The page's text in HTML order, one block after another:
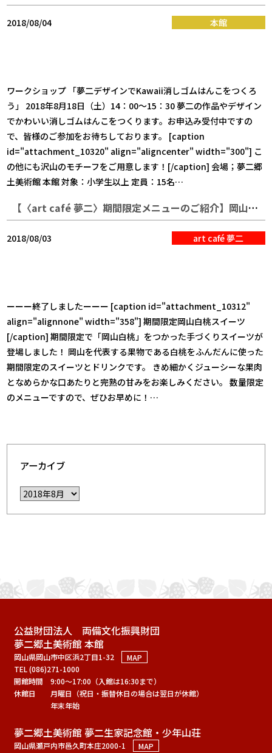
2018/08/04 本館
ワークショップ 「夢二デザインでKawaii消しゴムはんこをつくろ
う」 2018年8月18日（土）14：00～15：30 夢二の作品やデザイン
でかわいい消しゴムはんこをつくります。お申込み受付中ですの
で、皆様のご参加をお待ちしております。 [caption
id="attachment_10320" align="aligncenter" width="300"] こ
の他にも沢山のモチーフをご用意します！[/caption] 会場；夢二郷
土美術館 本館 対象：小学生以上 定員：15名…
【〈art café 夢二〉期間限定メニューのご紹介】岡山白桃スイーツ
2018/08/03 art café 夢二
ーーー終了しましたーーー [caption id="attachment_10312"
align="alignnone" width="358"] 期間限定岡山白桃スイーツ
[/caption] 期間限定で「岡山白桃」をつかった手づくりスイーツが
登場しました！ 岡山を代表する果物である白桃をふんだんに使った
期間限定のスイーツとドリンクです。 きめ細かくジューシーな果肉
となめらかな口あたりと完熟の甘みをお楽しみください。 数量限定
のメニューですので、ぜひお早めに！…
アーカイブ
公益財団法人 両備文化振興財団
夢二郷土美術館 本館
岡山県岡山市中区浜2丁目1-32
MAP
TEL (086)271-1000
開館時間
9:00～17:00（入館は16:30まで）
休館日
月曜日（祝日・振替休日の場合は翌日が休館）
年末年始
夢二郷土美術館 夢二生家記念館・少年山荘
岡山県瀬戸内市邑久町本庄2000-1
MAP